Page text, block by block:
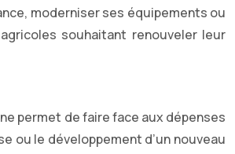
moderniser ses équipements ou
souhaitant renouveler leur
permet de faire face aux dépenses
ou le développement d’un nouveau